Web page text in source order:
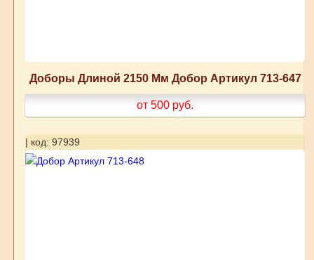
Доборы Длиной 2150 Мм Добор Артикул 713-647
от 500 руб.
| код: 97939